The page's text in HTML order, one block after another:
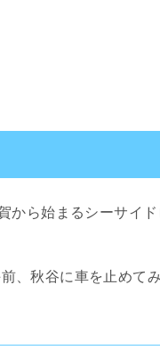
から始まるシーサイド
、秋谷に車を止めて